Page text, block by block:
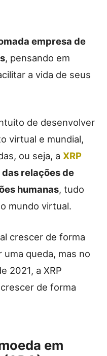
empresa de
, pensando em
a vida de seus
de desenvolver
virtual e mundial,
ou seja, a XRP
relações de
humanas, tudo
mundo virtual.
crescer de forma
uma queda, mas no
2021, a XRP
de forma
em